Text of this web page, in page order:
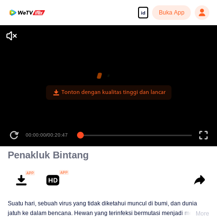
id Buka App
Tonton dengan kualitas tinggi dan lancar
00:00:00/00:20:47
Penakluk Bintang
Suatu hari, sebuah virus yang tidak diketahui muncul di bumi, dan dunia
jatuh ke dalam bencana. Hewan yang terinfeksi bermutasi menjadi monster
More